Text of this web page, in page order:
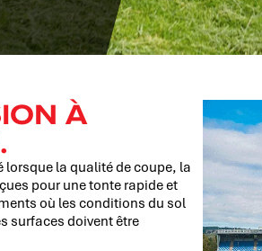
À
lorsque la qualité de coupe, la
pour une tonte rapide et
où les conditions du sol
surfaces doivent être